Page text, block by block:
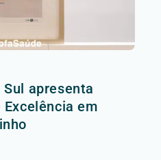
apresenta
em